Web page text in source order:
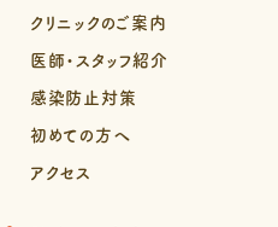
クリニックのご案内
医師・スタッフ紹介
感染防止対策
初めての方へ
アクセス